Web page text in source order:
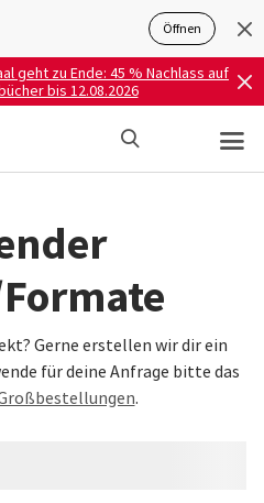
Öffnen
geht zu Ende: 45 % Nachlass auf
bis 12.08.2026
Gerne erstellen wir dir ein
für deine Anfrage bitte das
.